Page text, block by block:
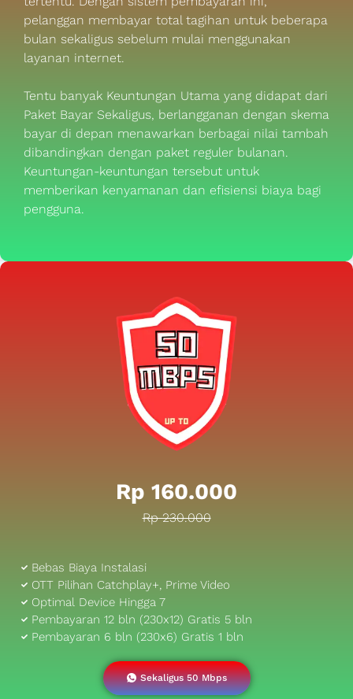
pelanggan membayar total tagihan untuk beberapa
bulan sekaligus sebelum mulai menggunakan
layanan internet.
Tentu banyak Keuntungan Utama yang didapat dari
Paket Bayar Sekaligus, berlangganan dengan skema
bayar di depan menawarkan berbagai nilai tambah
dibandingkan dengan paket reguler bulanan.
Keuntungan-keuntungan tersebut untuk
memberikan kenyamanan dan efisiensi biaya bagi
pengguna.
Rp 160.000
Rp 230.000
Bebas Biaya Instalasi
OTT Pilihan Catchplay+, Prime Video
Optimal Device Hingga 7
Pembayaran 12 bln (230x12) Gratis 5 bln
Pembayaran 6 bln (230x6) Gratis 1 bln
Sekaligus 50 Mbps